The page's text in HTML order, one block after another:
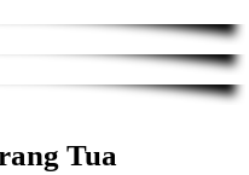
Tua